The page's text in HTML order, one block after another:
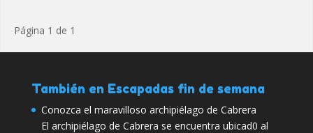
Página 1 de 1
También en Escapadas fin de semana
Conozca el maravilloso archipiélago de Cabrera
El archipiélago de Cabrera se encuentra ubicad0 al